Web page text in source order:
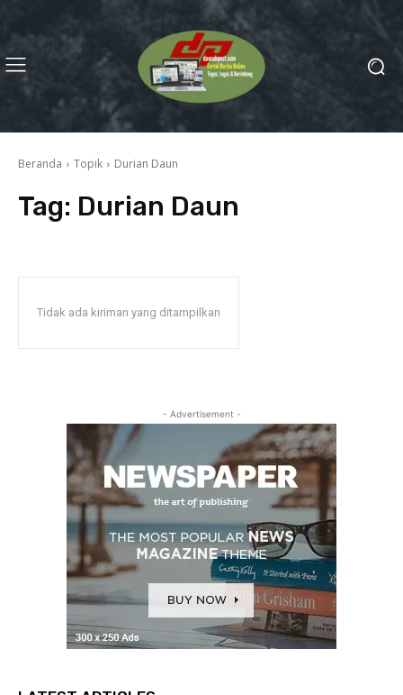
Beranda Topik Durian Daun
Tag: Durian Daun
Tidak ada kiriman yang ditampilkan
- Advertisement -